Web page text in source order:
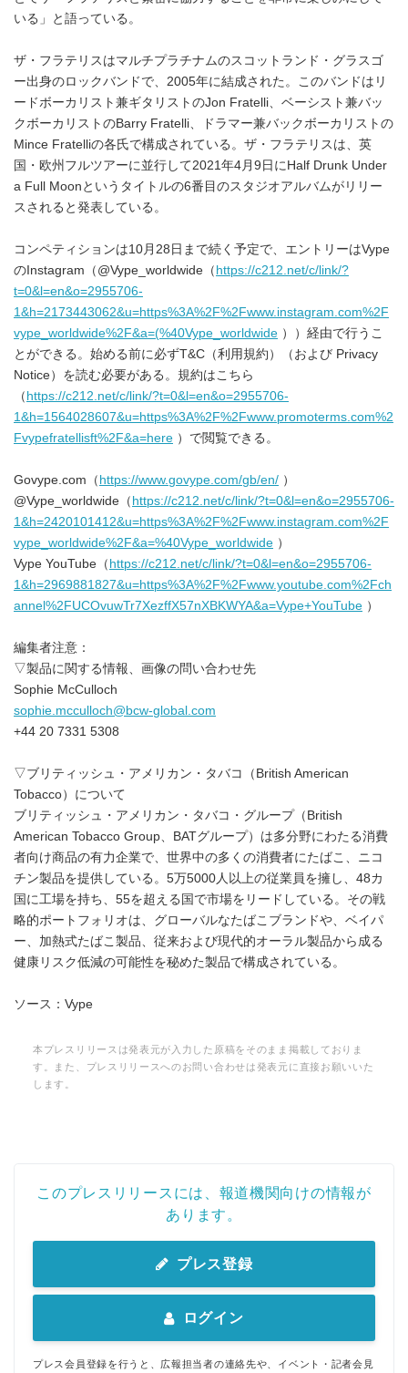
いる」と語っている。
ザ・フラテリスはマルチプラチナムのスコットランド・グラスゴ
ー出身のロックバンドで、2005年に結成された。このバンドはリ
ードボーカリスト兼ギタリストのJon Fratelli、ベーシスト兼バッ
クボーカリストのBarry Fratelli、ドラマー兼バックボーカリストの
Mince Fratelliの各氏で構成されている。ザ・フラテリスは、英
国・欧州フルツアーに並行して2021年4月9日にHalf Drunk Under
a Full Moonというタイトルの6番目のスタジオアルバムがリリー
スされると発表している。
コンペティションは10月28日まで続く予定で、エントリーはVype
のInstagram（@Vype_worldwide（ https://c212.net/c/link/?
t=0&l=en&o=2955706-
1&h=2173443062&u=https%3A%2F%2Fwww.instagram.com%2F
vype_worldwide%2F&a=(%40Vype_worldwide ））経由で行うこ
とができる。始める前に必ずT&C（利用規約）（および Privacy
Notice）を読む必要がある。規約はこちら
（ https://c212.net/c/link/?t=0&l=en&o=2955706-
1&h=1564028607&u=https%3A%2F%2Fwww.promoterms.com%2
Fvypefratellisft%2F&a=here ）で閲覧できる。
Govype.com（ https://www.govype.com/gb/en/ ）
@Vype_worldwide（ https://c212.net/c/link/?t=0&l=en&o=2955706-
1&h=2420101412&u=https%3A%2F%2Fwww.instagram.com%2F
vype_worldwide%2F&a=%40Vype_worldwide ）
Vype YouTube（ https://c212.net/c/link/?t=0&l=en&o=2955706-
1&h=2969881827&u=https%3A%2F%2Fwww.youtube.com%2Fch
annel%2FUCOvuwTr7XezffX57nXBKWYA&a=Vype+YouTube ）
編集者注意：
▽製品に関する情報、画像の問い合わせ先
Sophie McCulloch
sophie.mcculloch@bcw-global.com
+44 20 7331 5308
▽ブリティッシュ・アメリカン・タバコ（British American
Tobacco）について
ブリティッシュ・アメリカン・タバコ・グループ（British
American Tobacco Group、BATグループ）は多分野にわたる消費
者向け商品の有力企業で、世界中の多くの消費者にたばこ、ニコ
チン製品を提供している。5万5000人以上の従業員を擁し、48カ
国に工場を持ち、55を超える国で市場をリードしている。その戦
略的ポートフォリオは、グローバルなたばこブランドや、ベイパ
ー、加熱式たばこ製品、従来および現代的オーラル製品から成る
健康リスク低減の可能性を秘めた製品で構成されている。
ソース：Vype
本プレスリリースは発表元が入力した原稿をそのまま掲載しておりま
す。また、プレスリリースへのお問い合わせは発表元に直接お願いいた
します。
このプレスリリースには、報道機関向けの情報が
あります。
プレス登録
ログイン
プレス会員登録を行うと、広報担当者の連絡先や、イベント・記者会見